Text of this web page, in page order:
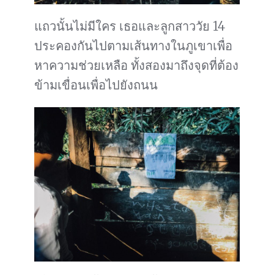
แถวนั้นไม่มีใคร เธอและลูกสาววัย 14
ประคองกันไปตามเส้นทางในภูเขาเพื่อ
หาความช่วยเหลือ ทั้งสองมาถึงจุดที่ต้อง
ข้ามเขื่อนเพื่อไปยังถนน